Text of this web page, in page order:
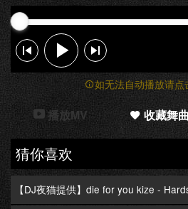
如无法自动播放请点
播放MV 收藏舞曲
猜你喜欢
【DJ夜猫提供】die for you kize -